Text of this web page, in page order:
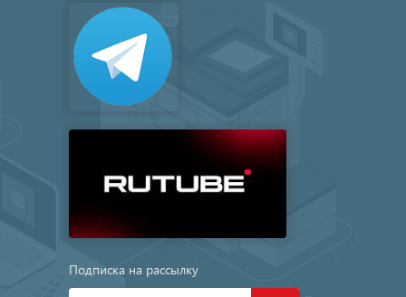
Подписка на рассылку